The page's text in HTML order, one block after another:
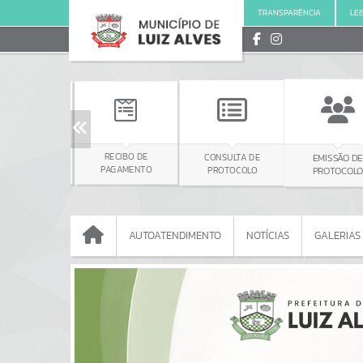
TRANSPARÊNCIA
CONSULTA DE
PROTOCOLO
EMISSÃO DE
PROTOCOLO
EMISSÃO
Portais
NOTÍCIAS
SERVIÇOS
PÁGINAS
AUTOATENDIMENTO
AUTOATENDIMENTO
NOTÍCIAS GALERIAS